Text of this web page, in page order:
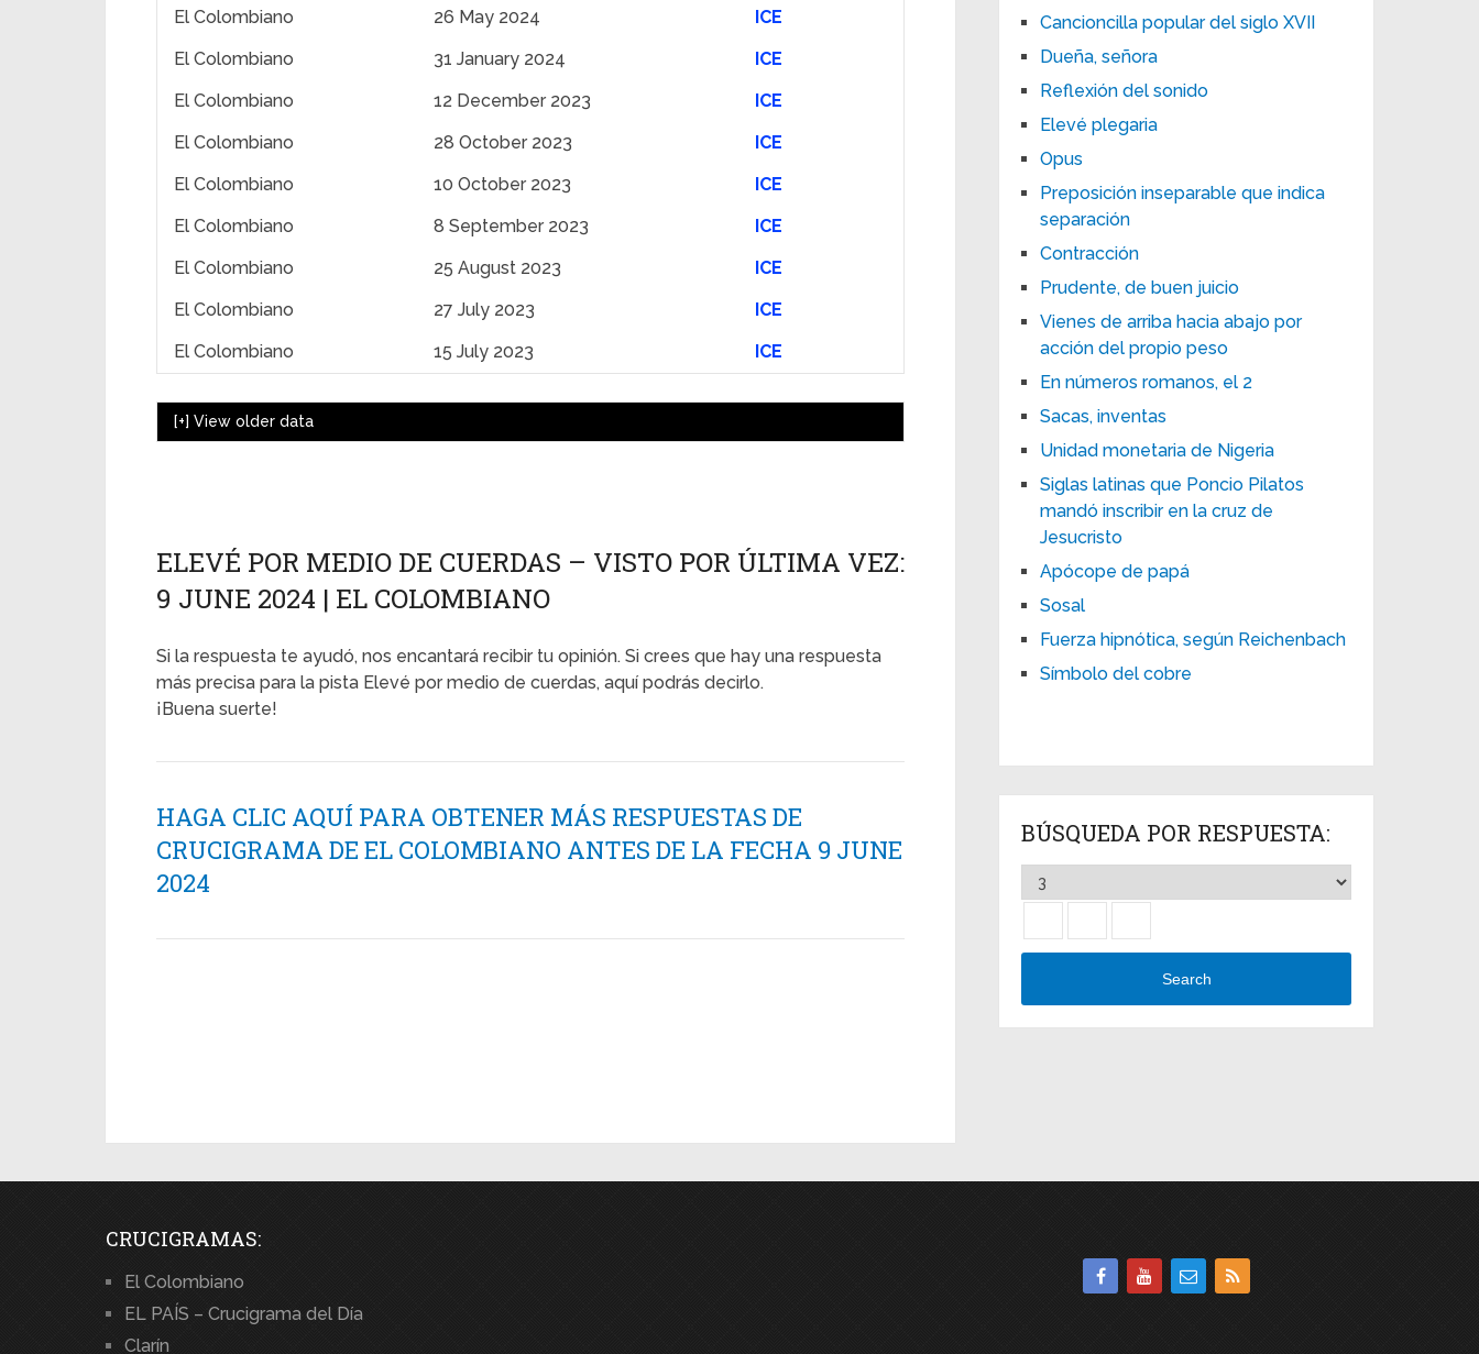
El Colombiano
26 May 2024
ICE
El Colombiano
31 January 2024
ICE
El Colombiano
12 December 2023
ICE
El Colombiano
28 October 2023
ICE
El Colombiano
10 October 2023
ICE
El Colombiano
8 September 2023
ICE
El Colombiano
25 August 2023
ICE
El Colombiano
27 July 2023
ICE
El Colombiano
15 July 2023 ICE
[+] View older data
ELEVÉ POR MEDIO DE CUERDAS – VISTO POR ÚLTIMA VEZ:
9 JUNE 2024 | EL COLOMBIANO
Si la respuesta te ayudó, nos encantará recibir tu opinión. Si crees que hay una respuesta
más precisa para la pista Elevé por medio de cuerdas, aquí podrás decirlo.
¡Buena suerte!
HAGA CLIC AQUÍ PARA OBTENER MÁS RESPUESTAS DE
CRUCIGRAMA DE EL COLOMBIANO ANTES DE LA FECHA 9 JUNE
2024
Cancioncilla popular del siglo XVII
Dueña, señora
Reflexión del sonido
Elevé plegaria
Opus
Preposición inseparable que indica
separación
Contracción
Prudente, de buen juicio
Vienes de arriba hacia abajo por
acción del propio peso
En números romanos, el 2
Sacas, inventas
Unidad monetaria de Nigeria
Siglas latinas que Poncio Pilatos
mandó inscribir en la cruz de
Jesucristo
Apócope de papá
Sosal
Fuerza hipnótica, según Reichenbach
Símbolo del cobre
BÚSQUEDA POR RESPUESTA:
Search
CRUCIGRAMAS:
El Colombiano
EL PAÍS – Crucigrama del Día
Clarín